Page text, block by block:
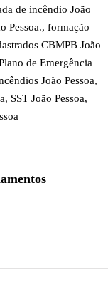
de incêndio João
Pessoa., formação
CBMPB João
de Emergência
João Pessoa,
, SST João Pessoa,